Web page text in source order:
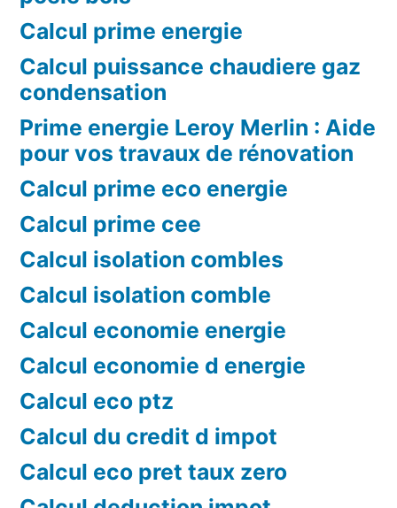
Calcul prime energie
Calcul puissance chaudiere gaz
condensation
Prime energie Leroy Merlin : Aide
pour vos travaux de rénovation
Calcul prime eco energie
Calcul prime cee
Calcul isolation combles
Calcul isolation comble
Calcul economie energie
Calcul economie d energie
Calcul eco ptz
Calcul du credit d impot
Calcul eco pret taux zero